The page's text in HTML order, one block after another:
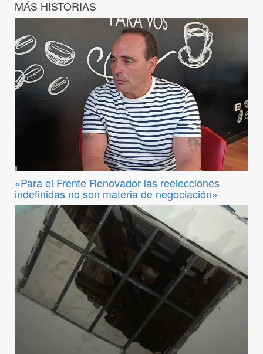
MÁS HISTORIAS
«Para el Frente Renovador las reelecciones
indefinidas no son materia de negociación»